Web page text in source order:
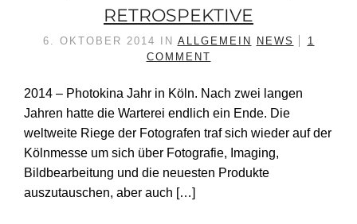
RETROSPEKTIVE
6. OKTOBER 2014 IN ALLGEMEIN NEWS
1
COMMENT
2014 – Photokina Jahr in Köln. Nach zwei langen
Jahren hatte die Warterei endlich ein Ende. Die
weltweite Riege der Fotografen traf sich wieder auf der
Kölnmesse um sich über Fotografie, Imaging,
Bildbearbeitung und die neuesten Produkte
auszutauschen, aber auch […]